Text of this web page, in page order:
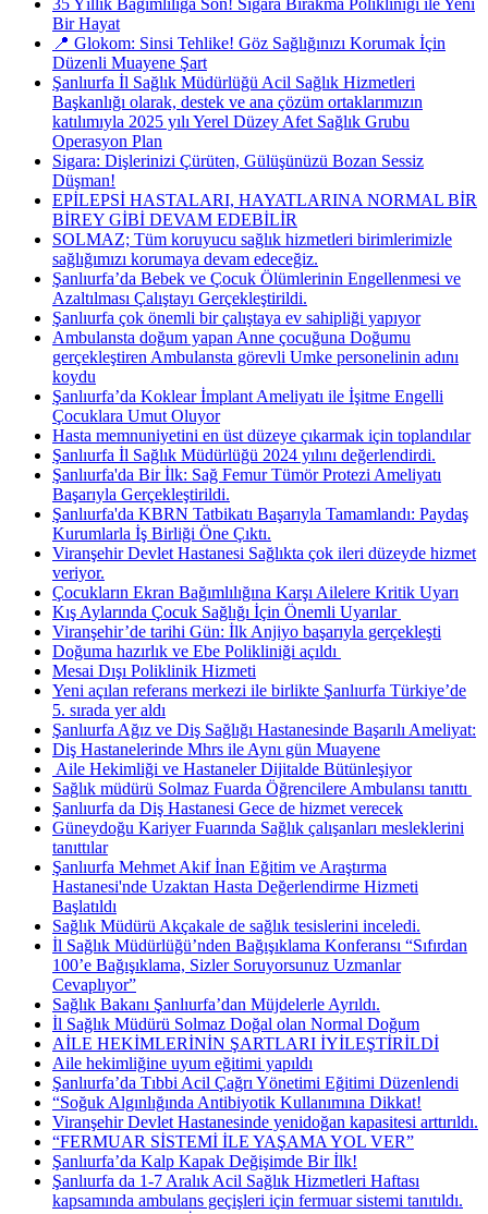
Bir Hayat
📍 Glokom: Sinsi Tehlike! Göz Sağlığınızı Korumak İçin
Düzenli Muayene Şart
Şanlıurfa İl Sağlık Müdürlüğü Acil Sağlık Hizmetleri
Başkanlığı olarak, destek ve ana çözüm ortaklarımızın
katılımıyla 2025 yılı Yerel Düzey Afet Sağlık Grubu
Operasyon Plan
Sigara: Dişlerinizi Çürüten, Gülüşünüzü Bozan Sessiz
Düşman!
EPİLEPSİ HASTALARI, HAYATLARINA NORMAL BİR
BİREY GİBİ DEVAM EDEBİLİR
SOLMAZ; Tüm koruyucu sağlık hizmetleri birimlerimizle
sağlığımızı korumaya devam edeceğiz.
Şanlıurfa’da Bebek ve Çocuk Ölümlerinin Engellenmesi ve
Azaltılması Çalıştayı Gerçekleştirildi.
Şanlıurfa çok önemli bir çalıştaya ev sahipliği yapıyor
Ambulansta doğum yapan Anne çocuğuna Doğumu
gerçekleştiren Ambulansta görevli Umke personelinin adını
koydu
Şanlıurfa’da Koklear İmplant Ameliyatı ile İşitme Engelli
Çocuklara Umut Oluyor
Hasta memnuniyetini en üst düzeye çıkarmak için toplandılar
Şanlıurfa İl Sağlık Müdürlüğü 2024 yılını değerlendirdi.
Şanlıurfa'da Bir İlk: Sağ Femur Tümör Protezi Ameliyatı
Başarıyla Gerçekleştirildi.
Şanlıurfa'da KBRN Tatbikatı Başarıyla Tamamlandı: Paydaş
Kurumlarla İş Birliği Öne Çıktı.
Viranşehir Devlet Hastanesi Sağlıkta çok ileri düzeyde hizmet
veriyor.
Çocukların Ekran Bağımlılığına Karşı Ailelere Kritik Uyarı
Kış Aylarında Çocuk Sağlığı İçin Önemli Uyarılar ​
Viranşehir’de tarihi Gün: İlk Anjiyo başarıyla gerçekleşti
Doğuma hazırlık ve Ebe Polikliniği açıldı ​
Mesai Dışı Poliklinik Hizmeti
Yeni açılan referans merkezi ile birlikte Şanlıurfa Türkiye’de
5. sırada yer aldı
Şanlıurfa Ağız ve Diş Sağlığı Hastanesinde Başarılı Ameliyat:
Diş Hastanelerinde Mhrs ile Aynı gün Muayene
​ Aile Hekimliği ve Hastaneler Dijitalde Bütünleşiyor
Sağlık müdürü Solmaz Fuarda Öğrencilere Ambulansı tanıttı ​
Şanlıurfa da Diş Hastanesi Gece de hizmet verecek
Güneydoğu Kariyer Fuarında Sağlık çalışanları mesleklerini
tanıttılar
Şanlıurfa Mehmet Akif İnan Eğitim ve Araştırma
Hastanesi'nde Uzaktan Hasta Değerlendirme Hizmeti
Başlatıldı
Sağlık Müdürü Akçakale de sağlık tesislerini inceledi.
İl Sağlık Müdürlüğü’nden Bağışıklama Konferansı “Sıfırdan
100’e Bağışıklama, Sizler Soruyorsunuz Uzmanlar
Cevaplıyor”
Sağlık Bakanı Şanlıurfa’dan Müjdelerle Ayrıldı.
İl Sağlık Müdürü Solmaz Doğal olan Normal Doğum
AİLE HEKİMLERİNİN ŞARTLARI İYİLEŞTİRİLDİ
Aile hekimliğine uyum eğitimi yapıldı
Şanlıurfa’da Tıbbi Acil Çağrı Yönetimi Eğitimi Düzenlendi
“Soğuk Algınlığında Antibiyotik Kullanımına Dikkat!
Viranşehir Devlet Hastanesinde yenidoğan kapasitesi arttırıldı.
“FERMUAR SİSTEMİ İLE YAŞAMA YOL VER”
Şanlıurfa’da Kalp Kapak Değişimde Bir İlk!
Şanlıurfa da 1-7 Aralık Acil Sağlık Hizmetleri Haftası
kapsamında ambulans geçişleri için fermuar sistemi tanıtıldı.